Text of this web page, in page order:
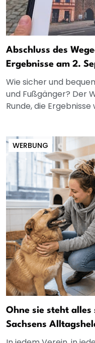
Abschluss des
Ergebnisse am 2.
Wie sicher und
und Fußgänger? Der
Runde, die Ergebnisse
WERBUNG
Ohne sie steht
Sachsens